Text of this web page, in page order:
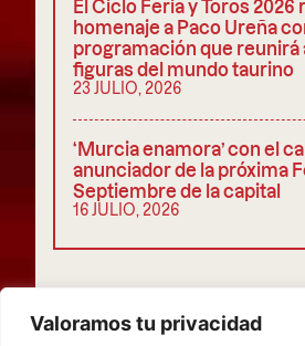
Valoramos tu privacidad
COMPARTIR
El Ciclo Feria y Toros 2026
homenaje a Paco Ureña
programación que reunirá
figuras del mundo taurino
23 JULIO, 2026
‘Murcia enamora’ con el
anunciador de la próxima
Septiembre de la capital
16 JULIO, 2026